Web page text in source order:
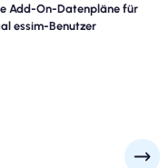
Add-On-Datenpläne für
essim-Benutzer
erweitern Sie Ihren Plan?
On zu Ihrem Portugal eSIM,
5G/4G-Konnektivität zu
abläuft, aktiviert Ihr
Sie ohne Unterbrechung